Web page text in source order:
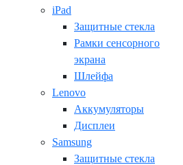
iPad
Защитные стекла
Рамки сенсорного
экрана
Шлейфа
Lenovo
Аккумуляторы
Дисплеи
Samsung
Защитные стекла